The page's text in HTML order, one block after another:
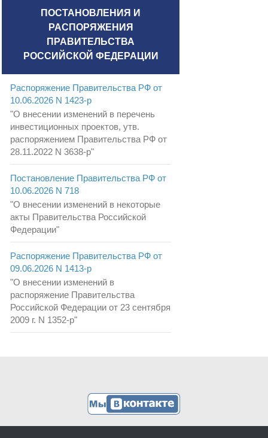
ПОСТАНОВЛЕНИЯ И
РАСПОРЯЖЕНИЯ
ПРАВИТЕЛЬСТВА
РОССИЙСКОЙ ФЕДЕРАЦИИ
Распоряжение Правительства РФ от
10.06.2026 N 1423-р
"О внесении изменений в перечень
инвестиционных проектов, утв.
распоряжением Правительства РФ от
28.11.2022 N 3638-р"
Постановление Правительства РФ от
10.06.2026 N 718
"О внесении изменений в некоторые
акты Правительства Российской
Федерации"
Распоряжение Правительства РФ от
09.06.2026 N 1413-р
"О внесении изменений в
распоряжение Правительства
Российской Федерации от 23 сентября
2009 г. N 1352-р"